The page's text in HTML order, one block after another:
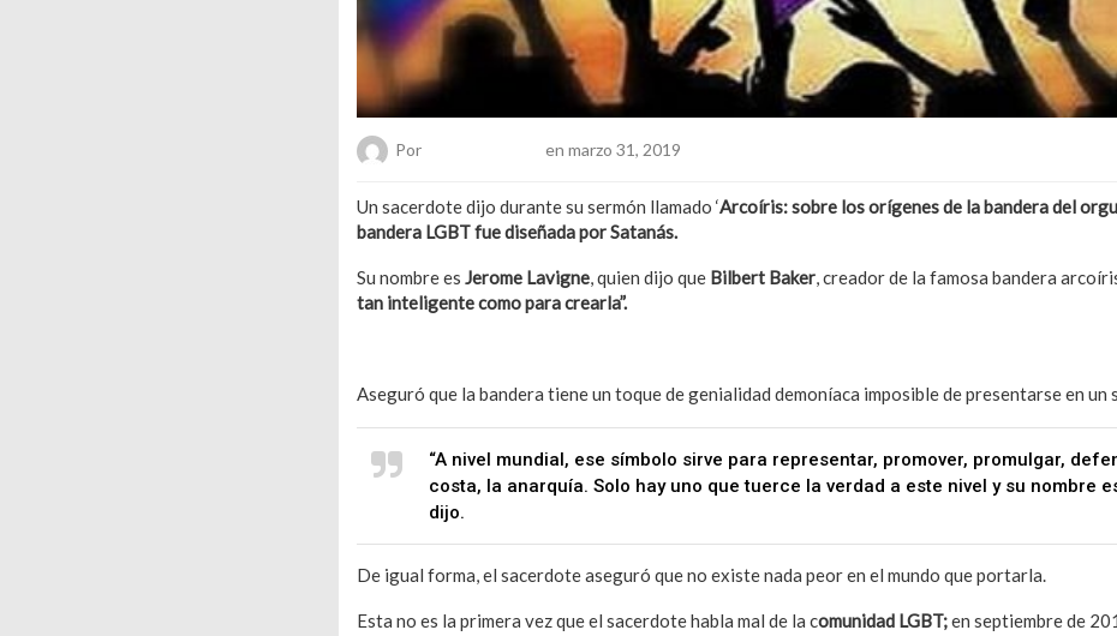
Por en marzo 31, 2019
Un sacerdote dijo durante su sermón llamado ‘Arcoíris: sobre los orígenes de la bandera del
bandera LGBT fue diseñada por Satanás.
Su nombre es Jerome Lavigne, quien dijo que Bilbert Baker, creador de la famosa bandera
tan inteligente como para crearla”.
Aseguró que la bandera tiene un toque de genialidad demoníaca imposible de presentarse en un
“A nivel mundial, ese símbolo sirve para representar, promover, promulgar,
costa, la anarquía. Solo hay uno que tuerce la verdad a este nivel y su nombre
dijo.
De igual forma, el sacerdote aseguró que no existe nada peor en el mundo que portarla.
Esta no es la primera vez que el sacerdote habla mal de la comunidad LGBT;en septiembre de